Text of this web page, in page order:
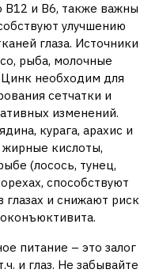
В12 и В6, также важны
улучшению
глаза. Источники
рыба, молочные
необходим для
сетчатки и
изменений.
курага, арахис и
кислоты,
(лосось, тунец,
способствуют
и снижают риск
питание – это залог
и глаз. Не забывайте